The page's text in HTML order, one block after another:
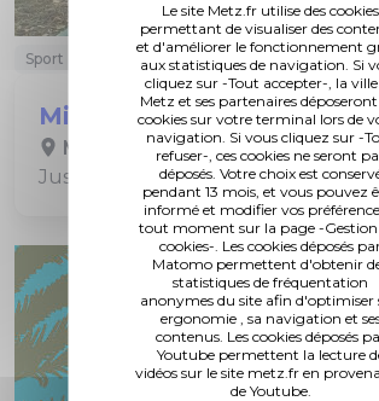
Le site Metz.fr utilise des cookies
permettant de visualiser des
et d'améliorer le fonctionnement
aux statistiques de navigation. Si
cliquez sur -Tout accepter-, la ville
Metz et ses partenaires déposeront
cookies sur votre terminal lors de
navigation. Si vous cliquez sur -
refuser-, ces cookies ne seront
déposés. Votre choix est
pendant 13 mois, et vous pouvez
informé et modifier vos
tout moment sur la page -Gestion
cookies-. Les cookies déposés
Matomo permettent d'obtenir
statistiques de fréquentation
anonymes du site afin d'optimiser
ergonomie , sa navigation et
contenus. Les cookies déposés
Youtube permettent la lecture
vidéos sur le site metz.fr en
de Youtube.
Sport
Mini-golf
Mini-golf de l'île du Saulcy
Jusqu'au 30 septembre